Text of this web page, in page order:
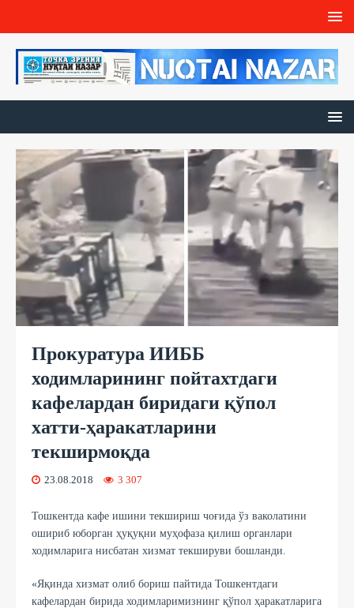
Прокуратура ИИББ
ходимларининг пойтахтдаги
кафелардан биридаги қўпол
хатти-ҳаракатларини
текширмоқда
23.08.2018 3 307
Тошкентда кафе ишини текшириш чоғида ўз ваколатини
ошириб юборган ҳуқуқни муҳофаза қилиш органлари
ходимларига нисбатан хизмат текшируви бошланди.
«Яқинда хизмат олиб бориш пайтида Тошкентдаги
кафелардан бирида ходимларимизнинг қўпол ҳаракатларига